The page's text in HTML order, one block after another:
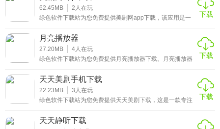
剧下载凭借其对美剧资源的精准收录和及时更新，成为众多
用户寻找心仪美剧的理想选择。
62.45MB 2 人在玩
绿色软件下载站为您免费提供美剧网app下载，该应用是一
打造便捷、高效的观剧体验。用户可通过官方渠道轻松获取
安装包，无需复杂操作即可快速部署使用，满足随时随地追
更优质美剧的需求。
下载
月亮播放器
27.20MB 4人在玩
绿色软件下载站为您免费提供月亮播放器下载。月亮播放器
解码与高清画质渲染。该软件针对用户对流畅观影的核心需
求，优化了硬件加速与资源占用表现，能在各类设备上实现
低功耗稳定运行。
下载
天天美剧手机下载
22.23MB 3 人在玩
绿色软件下载站为您免费提供天天美剧下载，这是一款专注
观众打造便捷、流畅的美剧观看体验，整合了丰富的剧集
库，涵盖经典老剧与热门新番。平台注重用户操作的简洁性
下载
天天静听下载